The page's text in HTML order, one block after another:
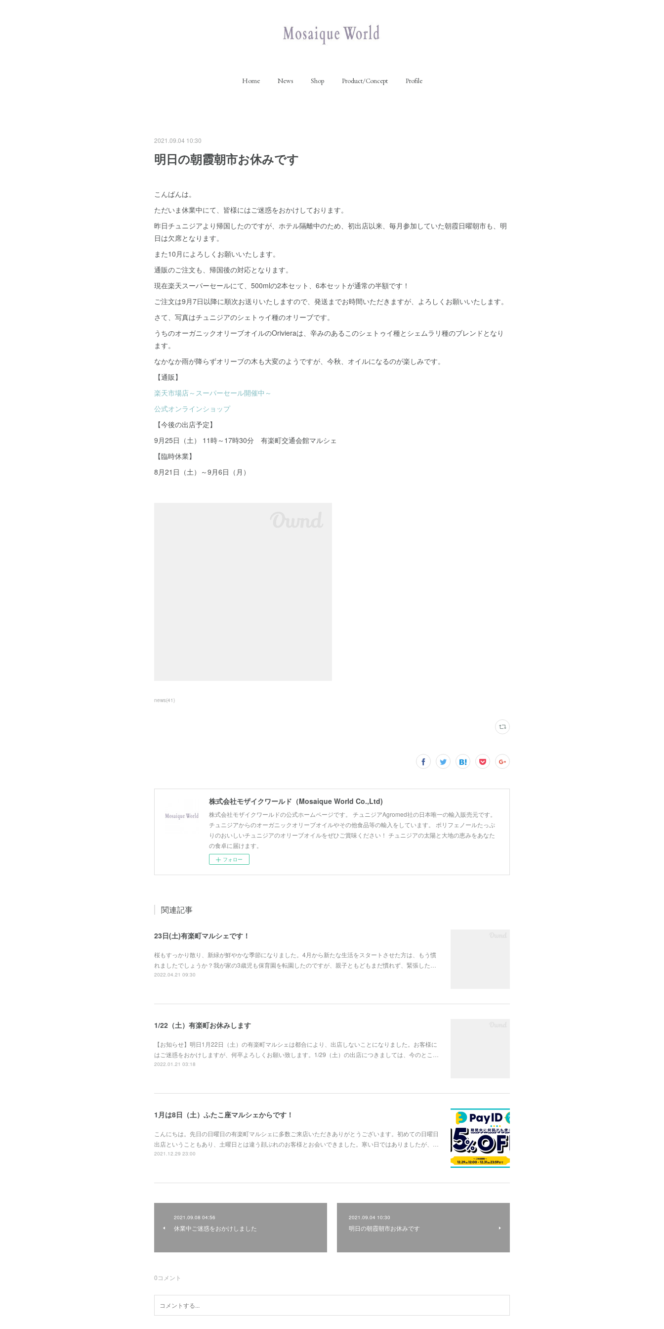
Home News Shop Product/Concept Profile
2021.09.04 10:30
明日の朝霞朝市お休みです
こんばんは。
ただいま休業中にて、皆様にはご迷惑をおかけしております。
昨日チュニジアより帰国したのですが、ホテル隔離中のため、初出店以来、毎月参加していた朝霞日曜朝市も、明
日は欠席となります。
また10月によろしくお願いいたします。
通販のご注文も、帰国後の対応となります。
現在楽天スーパーセールにて、500mlの2本セット、6本セットが通常の半額です！
ご注文は9月7日以降に順次お送りいたしますので、発送までお時間いただきますが、よろしくお願いいたします。
さて、写真はチュニジアのシェトゥイ種のオリーブです。
うちのオーガニックオリーブオイルのOrivieraは、辛みのあるこのシェトゥイ種とシェムラリ種のブレンドとなり
ます。
なかなか雨が降らずオリーブの木も大変のようですが、今秋、オイルになるのが楽しみです。
【通販】
楽天市場店～スーパーセール開催中～
公式オンラインショップ
【今後の出店予定】
9月25日（土） 11時～17時30分 有楽町交通会館マルシェ
【臨時休業】
8月21日（土）～9月6日（月）
news(41)
株式会社モザイクワールド（Mosaique World Co.,Ltd)
株式会社モザイクワールドの公式ホームページです。 チュニジアAgromed社の日本唯一の輸入販売元です。
チュニジアからのオーガニックオリーブオイルやその他食品等の輸入をしています。 ポリフェノールたっぷ
りのおいしいチュニジアのオリーブオイルをぜひご賞味ください！ チュニジアの太陽と大地の恵みをあなた
の食卓に届けます。
フォロー
関連記事
23日(土)有楽町マルシェです！
桜もすっかり散り、新緑が鮮やかな季節になりました。4月から新たな生活をスタートさせた方は、もう慣
れましたでしょうか？我が家の3歳児も保育園を転園したのですが、親子ともどもまだ慣れず、緊張した…
2022.04.21 09:30
1/22（土）有楽町お休みします
【お知らせ】明日1月22日（土）の有楽町マルシェは都合により、出店しないことになりました。お客様に
はご迷惑をおかけしますが、何卒よろしくお願い致します。1/29（土）の出店につきましては、今のとこ…
2022.01.21 03:18
1月は8日（土）ふたこ座マルシェからです！
こんにちは。先日の日曜日の有楽町マルシェに多数ご来店いただきありがとうございます。初めての日曜日
出店ということもあり、土曜日とは違う顔ぶれのお客様とお会いできました。寒い日ではありましたが、…
2021.12.29 23:00
2021.09.08 04:56
休業中ご迷惑をおかけしました
2021.09.04 10:30
明日の朝霞朝市お休みです
0コメント